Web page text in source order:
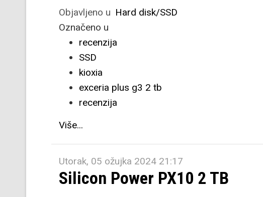
Objavljeno u Hard disk/SSD
Označeno u
recenzija
SSD
kioxia
exceria plus g3 2 tb
recenzija
Više...
Utorak, 05 ožujka 2024 21:17
Silicon Power PX10 2 TB